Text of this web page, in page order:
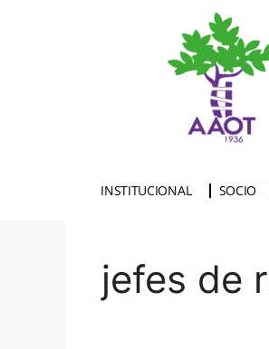
INSTITUCIONAL SOCIO
jefes de